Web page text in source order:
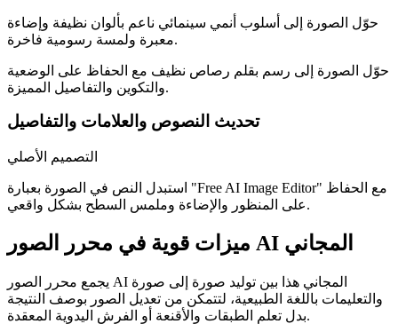
حوّل الصورة إلى أسلوب أنمي سينمائي ناعم بألوان نظيفة وإضاءة
معبرة ولمسة رسومية فاخرة.
حوّل الصورة إلى رسم بقلم رصاص نظيف مع الحفاظ على الوضعية
والتكوين والتفاصيل المميزة.
تحديث النصوص والعلامات والتفاصيل
التصميم الأصلي
استبدل النص في الصورة بعبارة "Free AI Image Editor" مع الحفاظ
على المنظور والإضاءة وملمس السطح بشكل واقعي.
ميزات قوية في محرر الصور AI المجاني
يجمع محرر الصور AI المجاني هذا بين توليد صورة إلى صورة
والتعليمات باللغة الطبيعية، لتتمكن من تعديل الصور بوصف النتيجة
بدل تعلم الطبقات والأقنعة أو الفرش اليدوية المعقدة.